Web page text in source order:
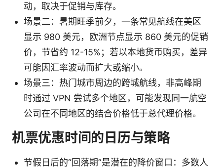
动，取决于促销与库存。
场景二：暑期旺季前夕，一条常见航线在美区
显示 980 美元，欧洲节点显示 860 美元的促销
价，节省约 12-15%；若以本地货币购买，差异
可能因汇率波动而扩大或缩小。
场景三：热门城市周边的跨城航线，非高峰期
时通过 VPN 尝试多个地区，可能发现同一航空
公司在不同地区的结合价格低于总代理价格。
机票优惠时间的日历与策略
节假日后的“回落期”是潜在的降价窗口：多数人